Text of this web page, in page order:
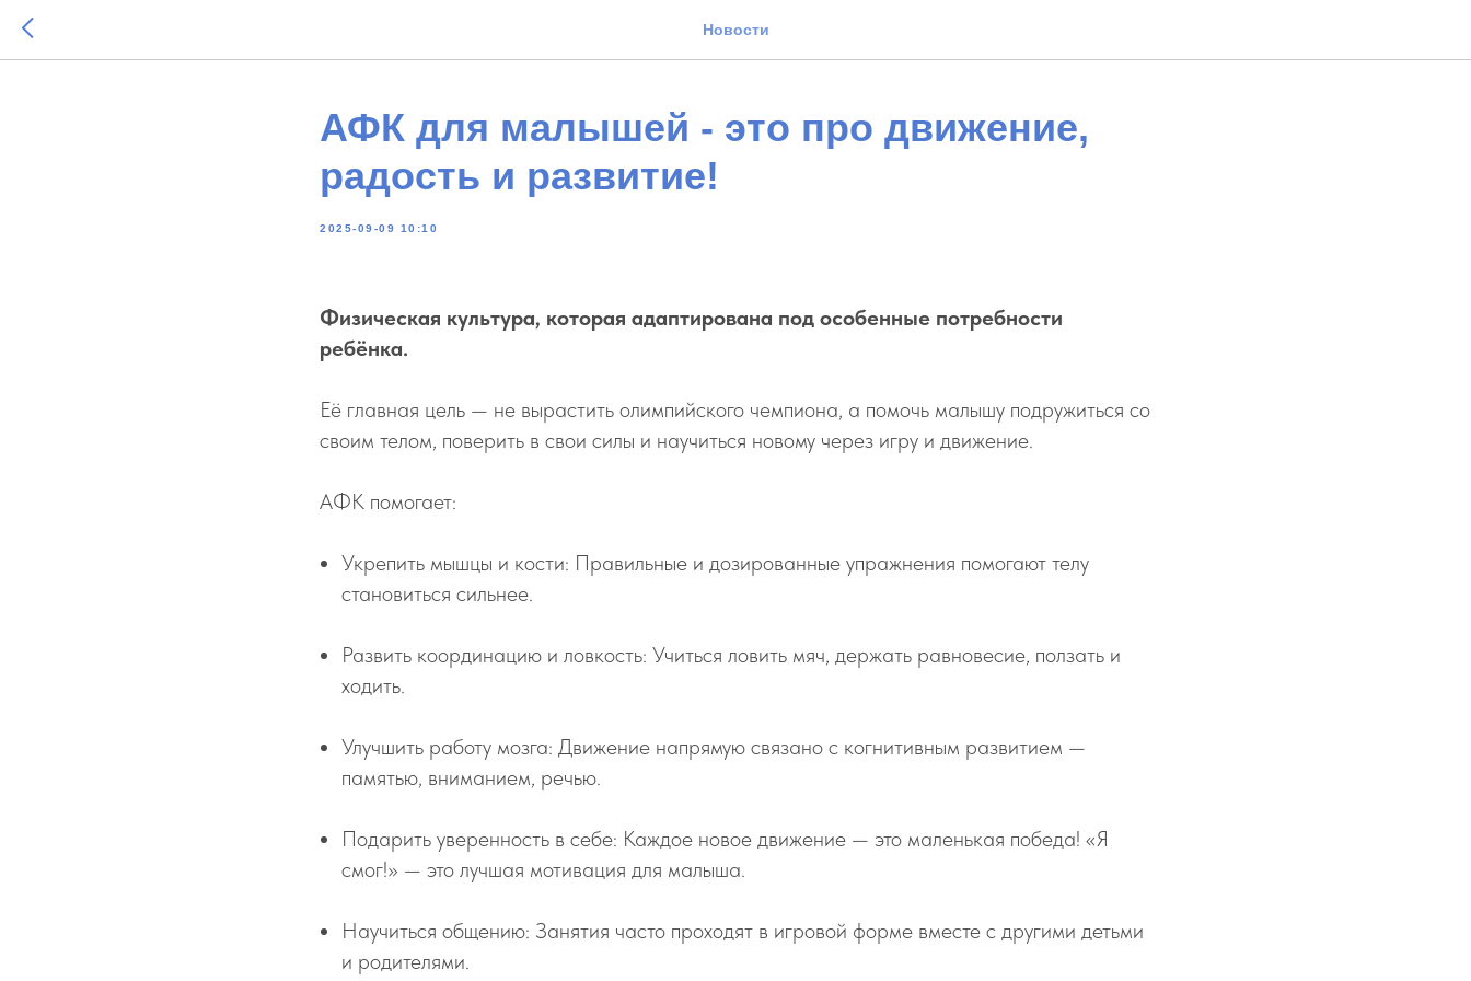
Новости
АФК для малышей - это про движение,
радость и развитие!
2025-09-09 10:10
Физическая культура, которая адаптирована под особенные потребности
ребёнка.
Её главная цель — не вырастить олимпийского чемпиона, а помочь малышу подружиться со
своим телом, поверить в свои силы и научиться новому через игру и движение.
АФК помогает:
Укрепить мышцы и кости: Правильные и дозированные упражнения помогают телу
становиться сильнее.
Развить координацию и ловкость: Учиться ловить мяч, держать равновесие, ползать и
ходить.
Улучшить работу мозга: Движение напрямую связано с когнитивным развитием —
памятью, вниманием, речью.
Подарить уверенность в себе: Каждое новое движение — это маленькая победа! «Я
смог!» — это лучшая мотивация для малыша.
Научиться общению: Занятия часто проходят в игровой форме вместе с другими детьми
и родителями.